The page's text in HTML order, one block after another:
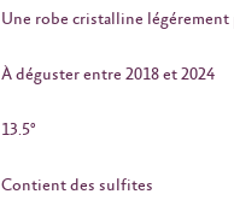
Une robe cristalline légérement
À déguster entre 2018 et 2024
13.5°
Contient des sulfites